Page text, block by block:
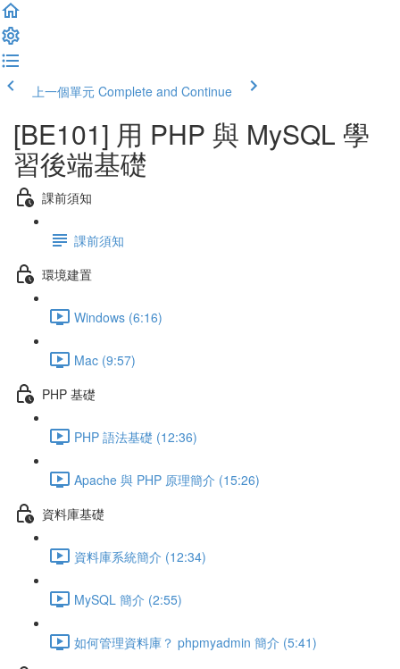
上一個單元 Complete and Continue
[BE101] 用 PHP 與 MySQL 學
習後端基礎
課前須知
課前須知
環境建置
Windows (6:16)
Mac (9:57)
PHP 基礎
PHP 語法基礎 (12:36)
Apache 與 PHP 原理簡介 (15:26)
資料庫基礎
資料庫系統簡介 (12:34)
MySQL 簡介 (2:55)
如何管理資料庫？ phpmyadmin 簡介 (5:41)